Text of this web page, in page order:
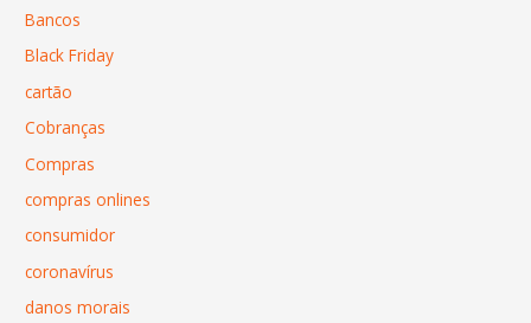
Bancos
Black Friday
cartão
Cobranças
Compras
compras onlines
consumidor
coronavírus
danos morais